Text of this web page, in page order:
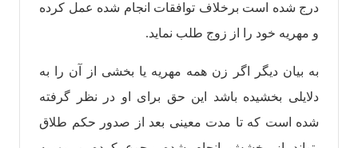
درج شده است برخلاف توافقات انجام شده عمل کرده
و مهریه خود را از زوج طلب نماید.
به بیان دیگر اگر زن همه مهریه یا بخشی از آن را به
دلایلی بخشیده باشد این حق برای او در نظر گرفته
شده است که تا مدت معینی بعد از صدور حکم طلاق